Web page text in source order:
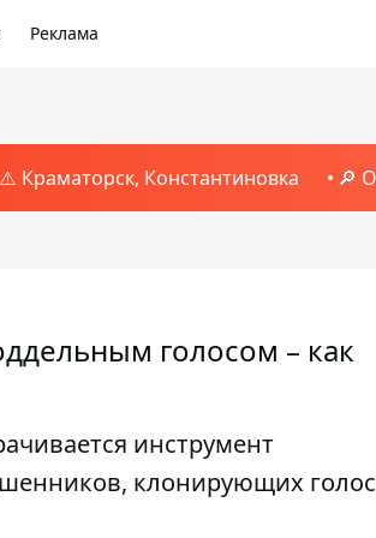
Реклама
⚠️ Краматорск, Константиновка 🔎
голосом – как
инструмент
клонирующих